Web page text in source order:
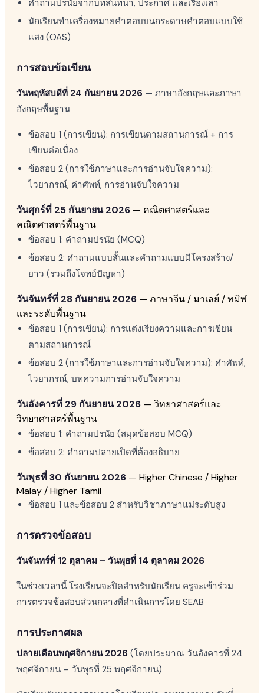
คำถามปรนัยจากบทสนทนา, ประกาศ และเรื่องเล่า
นักเรียนทำเครื่องหมายคำตอบบนกระดาษคำตอบแบบใช้
แสง (OAS)
การสอบข้อเขียน
วันพฤหัสบดีที่ 24 กันยายน 2026 — ภาษาอังกฤษและภาษา
อังกฤษพื้นฐาน
ข้อสอบ 1 (การเขียน): การเขียนตามสถานการณ์ + การ
เขียนต่อเนื่อง
ข้อสอบ 2 (การใช้ภาษาและการอ่านจับใจความ):
ไวยากรณ์, คำศัพท์, การอ่านจับใจความ
วันศุกร์ที่ 25 กันยายน 2026 — คณิตศาสตร์และ
คณิตศาสตร์พื้นฐาน
ข้อสอบ 1: คำถามปรนัย (MCQ)
ข้อสอบ 2: คำถามแบบสั้นและคำถามแบบมีโครงสร้าง/
ยาว (รวมถึงโจทย์ปัญหา)
วันจันทร์ที่ 28 กันยายน 2026 — ภาษาจีน / มาเลย์ / ทมิฬ
และระดับพื้นฐาน
ข้อสอบ 1 (การเขียน): การแต่งเรียงความและการเขียน
ตามสถานการณ์
ข้อสอบ 2 (การใช้ภาษาและการอ่านจับใจความ): คำศัพท์,
ไวยากรณ์, บทความการอ่านจับใจความ
วันอังคารที่ 29 กันยายน 2026 — วิทยาศาสตร์และ
วิทยาศาสตร์พื้นฐาน
ข้อสอบ 1: คำถามปรนัย (สมุดข้อสอบ MCQ)
ข้อสอบ 2: คำถามปลายเปิดที่ต้องอธิบาย
วันพุธที่ 30 กันยายน 2026 — Higher Chinese / Higher
Malay / Higher Tamil
ข้อสอบ 1 และข้อสอบ 2 สำหรับวิชาภาษาแม่ระดับสูง
การตรวจข้อสอบ
วันจันทร์ที่ 12 ตุลาคม – วันพุธที่ 14 ตุลาคม 2026
ในช่วงเวลานี้ โรงเรียนจะปิดสำหรับนักเรียน ครูจะเข้าร่วม
การตรวจข้อสอบส่วนกลางที่ดำเนินการโดย SEAB
การประกาศผล
ปลายเดือนพฤศจิกายน 2026 (โดยประมาณ วันอังคารที่ 24
พฤศจิกายน – วันพุธที่ 25 พฤศจิกายน)